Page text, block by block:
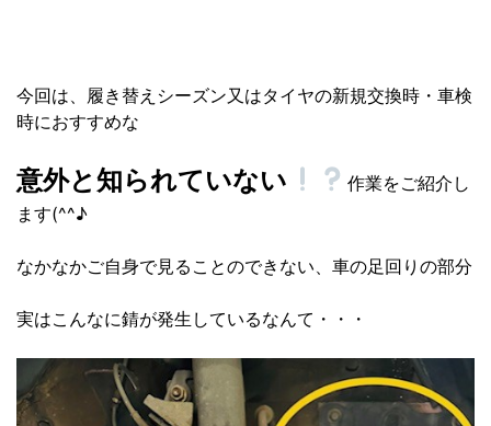
今回は、履き替えシーズン又はタイヤの新規交換時・車検
時におすすめな
意外と知られていない
作業をご紹介し
ます(^^♪
なかなかご自身で見ることのできない、車の足回りの部分
実はこんなに錆が発生しているなんて・・・